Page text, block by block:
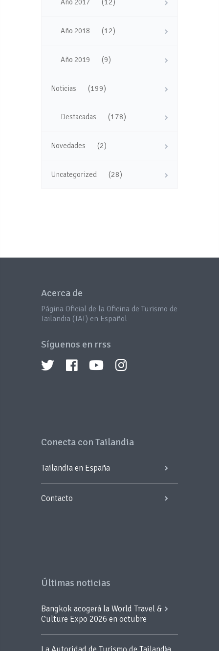
Año 2017
Año 2018 (12)
Año 2019 (9)
Noticias (199)
Destacadas (178)
Novedades (2)
Uncategorized (28)
Acerca de
Página Oficial de la Oficina de Turismo de
Tailandia (TAT) en Español
Síguenos en rrss
Conecta con Tailandia
Tailandia en España
Contacto
Últimas noticias
Bangkok acogerá la World Travel &
Culture Expo 2026 en octubre